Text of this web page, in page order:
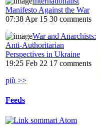
Manifesto Against the War
07:38 Apr 15 30 comments
War and Anarchists:
Anti-Authoritarian
Perspectives in Ukraine
19:25 Feb 22 17 comments
più >>
Feeds